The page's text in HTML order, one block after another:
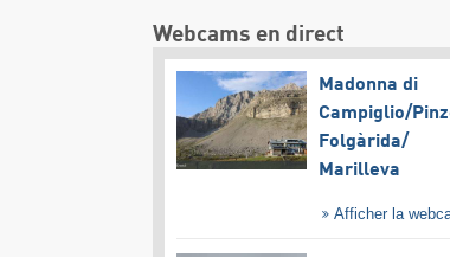
Webcams en direct
Madonna di
Campiglio/​
Folgàrida/​
Marilleva
Afficher la